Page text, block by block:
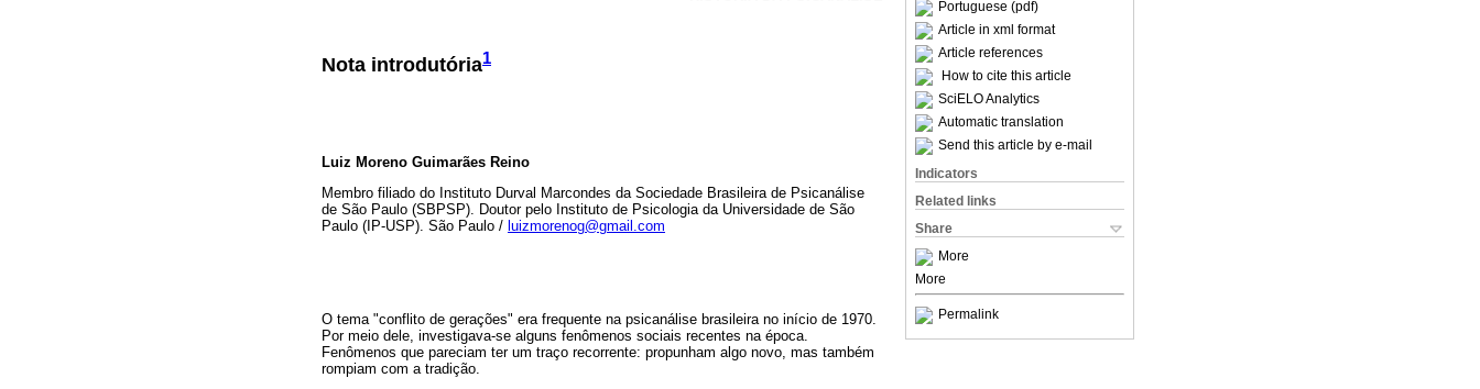
Portuguese (pdf)
Article in xml format
Article references
How to cite this article
SciELO Analytics
Automatic translation
Send this article by e-mail
Indicators
Related links
Share
More
More
Permalink
Nota introdutória1
Luiz Moreno Guimarães Reino
Membro filiado do Instituto Durval Marcondes da Sociedade Brasileira de Psicanálise
de São Paulo (SBPSP). Doutor pelo Instituto de Psicologia da Universidade de São
Paulo (IP-USP). São Paulo / luizmorenog@gmail.com
O tema "conflito de gerações" era frequente na psicanálise brasileira no início de 1970.
Por meio dele, investigava-se alguns fenômenos sociais recentes na época.
Fenômenos que pareciam ter um traço recorrente: propunham algo novo, mas também
rompiam com a tradição.